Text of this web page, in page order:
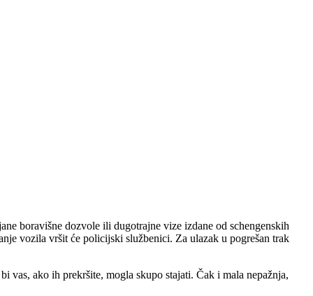
boravišne dozvole ili dugotrajne vize izdane od schengenskih
vozila vršit će policijski službenici. Za ulazak u pogrešan trak
vas, ako ih prekršite, mogla skupo stajati. Čak i mala nepažnja,